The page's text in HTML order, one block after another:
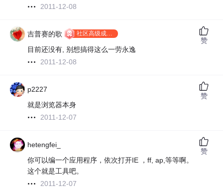
2011-12-08
吉普赛的歌 社区高级成员 T9
目前还没有, 别想搞得这么一劳永逸
2011-12-08
赞
p2227
就是浏览器本身
2011-12-07
赞
hetengfei_
你可以编一个应用程序，依次打开IE ，ff, ap,等等啊。
这个就是工具吧。
2011-12-07
赞